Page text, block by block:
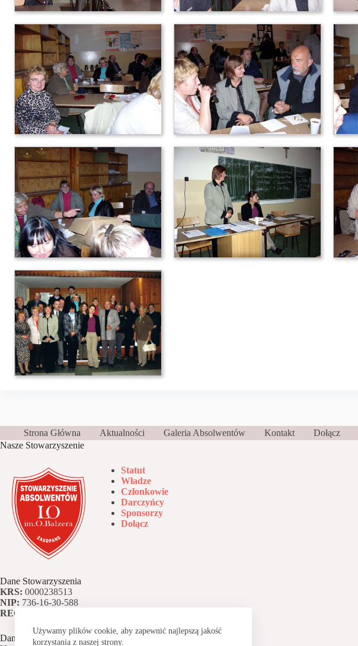
Używamy plików cookie, aby zapewnić najlepszą jakość
korzystania z naszej strony.
Strona Główna Aktualności Galeria Absolwentów Kontakt
Dołącz
Nasze Stowarzyszenie
Statut
Władze
Członkowie
Darczyńcy
Sponsorzy
Dołącz
Dane Stowarzyszenia
KRS: 0000238513
NIP: 736-16-30-588
REGON:
Dane bankowe